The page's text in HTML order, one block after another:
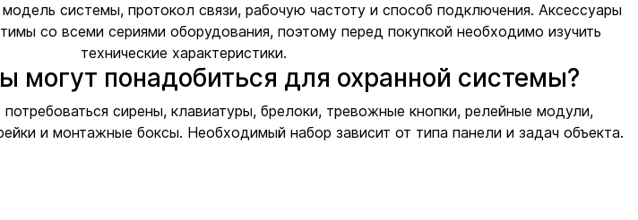
системы, протокол связи, рабочую частоту и способ подключения. Аксессуары
со всеми сериями оборудования, поэтому перед покупкой необходимо изучить
технические характеристики.
могут понадобиться для охранной системы?
сирены, клавиатуры, брелоки, тревожные кнопки, релейные модули,
и монтажные боксы. Необходимый набор зависит от типа панели и задач объекта.